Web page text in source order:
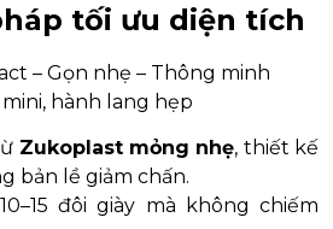
tối ưu diện tích
– Gọn nhẹ – Thông minh
hành lang hẹp
Zukoplast mỏng nhẹ, thiết kế
bản lề giảm chấn.
đôi giày mà không chiếm